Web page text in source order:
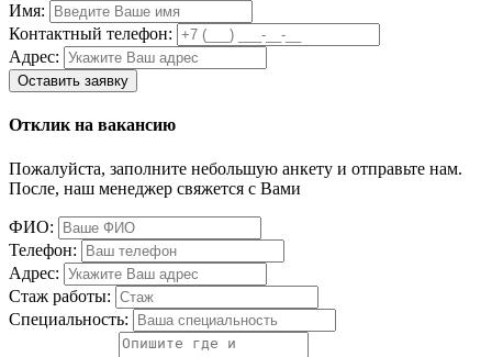
Имя:
Контактный телефон:
Адрес:
Отклик на вакансию
Пожалуйста, заполните небольшую анкету и отправьте нам.
После, наш менеджер свяжется с Вами
ФИО:
Телефон:
Адрес:
Стаж работы:
Специальность: